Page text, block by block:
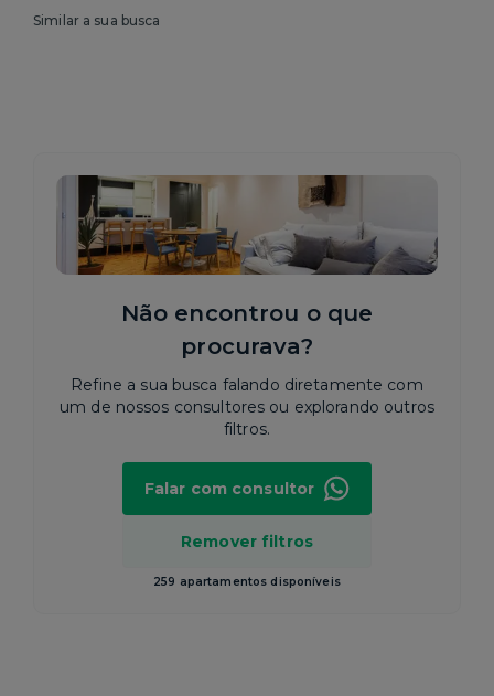
Similar a sua busca
Não encontrou o que
procurava?
Refine a sua busca falando diretamente com
um de nossos consultores ou explorando outros
filtros.
Remover filtros
259 apartamentos disponíveis
Falar com consultor